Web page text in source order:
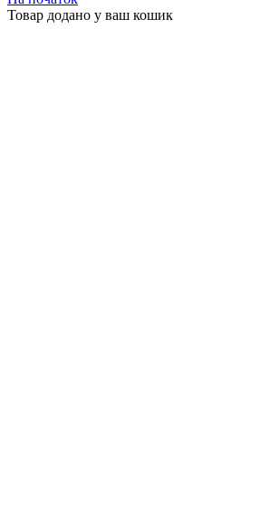
Товар додано у ваш кошик